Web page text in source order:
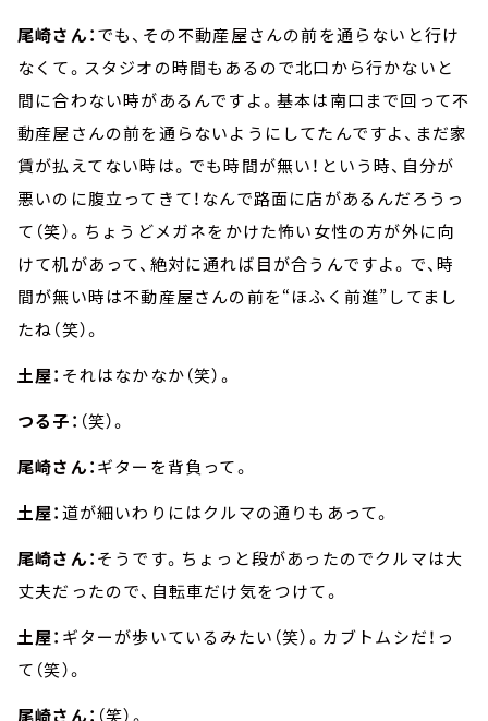
尾崎さん：でも、その不動産屋さんの前を通らないと行け
なくて。スタジオの時間もあるので北口から行かないと
間に合わない時があるんですよ。基本は南口まで回って不
動産屋さんの前を通らないようにしてたんですよ、まだ家
賃が払えてない時は。でも時間が無い！という時、自分が
悪いのに腹立ってきて！なんで路面に店があるんだろうっ
て（笑）。ちょうどメガネをかけた怖い女性の方が外に向
けて机があって、絶対に通れば目が合うんですよ。で、時
間が無い時は不動産屋さんの前を“ほふく前進”してまし
たね（笑）。
土屋： それはなかなか（笑）。
つる子： （笑）。
尾崎さん：ギターを背負って。
土屋：道が細いわりにはクルマの通りもあって。
尾崎さん：そうです。ちょっと段があったのでクルマは大
丈夫だったので、自転車だけ気をつけて。
土屋： ギターが歩いているみたい（笑）。カブトムシだ！っ
て（笑）。
尾崎さん： （笑）。